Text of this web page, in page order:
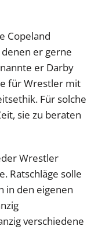
Copeland
denen er gerne
er Darby
für Wrestler mit
Für solche
sie zu beraten
Wrestler
Ratschläge solle
in den eigenen
verschiedene